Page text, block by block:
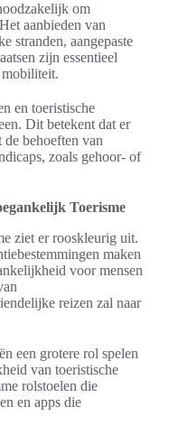
om
aanbieden van
stranden, aangepaste
zijn essentieel
mobiliteit.
en toeristische
Dit betekent dat er
behoeften van
zoals gehoor- of
Toerisme
ziet er rooskleurig uit.
maken
voor mensen
reizen zal naar
een grotere rol spelen
van toeristische
rolstoelen die
en apps die